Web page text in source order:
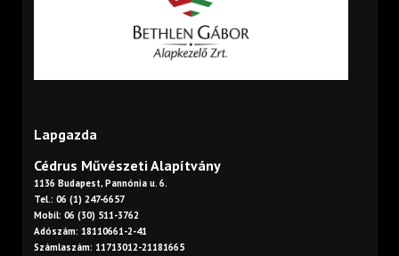
Lapgazda
Cédrus Művészeti Alapítvány
1136 Budapest, Pannónia u. 6.
Tel.: 06 (1) 247-6657
Mobil: 06 (30) 511-3762
Adószám: 18110661-2-41
Számlaszám: 11713012-21181665